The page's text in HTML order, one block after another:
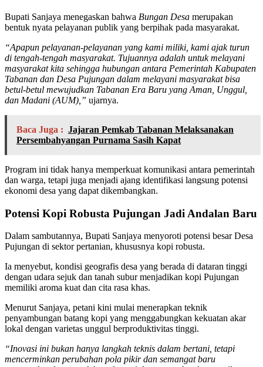
Bupati Sanjaya menegaskan bahwa Bungan Desa merupakan
bentuk nyata pelayanan publik yang berpihak pada masyarakat.
“Apapun pelayanan-pelayanan yang kami miliki, kami ajak turun
di tengah-tengah masyarakat. Tujuannya adalah untuk melayani
masyarakat kita sehingga hubungan antara Pemerintah Kabupaten
Tabanan dan Desa Pujungan dalam melayani masyarakat bisa
betul-betul mewujudkan Tabanan Era Baru yang Aman, Unggul,
dan Madani (AUM),” ujarnya.
Baca Juga : Jajaran Pemkab Tabanan Melaksanakan
Persembahyangan Purnama Sasih Kapat
Program ini tidak hanya memperkuat komunikasi antara pemerintah
dan warga, tetapi juga menjadi ajang identifikasi langsung potensi
ekonomi desa yang dapat dikembangkan.
Potensi Kopi Robusta Pujungan Jadi Andalan Baru
Dalam sambutannya, Bupati Sanjaya menyoroti potensi besar Desa
Pujungan di sektor pertanian, khususnya kopi robusta.
Ia menyebut, kondisi geografis desa yang berada di dataran tinggi
dengan udara sejuk dan tanah subur menjadikan kopi Pujungan
memiliki aroma kuat dan cita rasa khas.
Menurut Sanjaya, petani kini mulai menerapkan teknik
penyambungan batang kopi yang menggabungkan kekuatan akar
lokal dengan varietas unggul berproduktivitas tinggi.
“Inovasi ini bukan hanya langkah teknis dalam bertani, tetapi
mencerminkan perubahan pola pikir dan semangat baru